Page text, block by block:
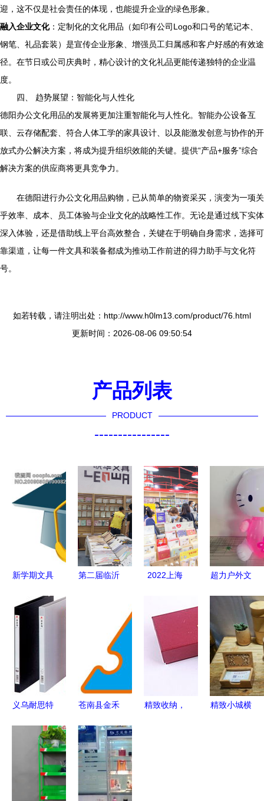
迎，这不仅是社会责任的体现，也能提升企业的绿色形象。
融入企业文化：定制化的文化用品（如印有公司Logo和口号的笔记本、
钢笔、礼品套装）是宣传企业形象、增强员工归属感和客户好感的有效途
径。在节日或公司庆典时，精心设计的文化礼品更能传递独特的企业温
度。
四、 趋势展望：智能化与人性化
德阳办公文化用品的发展将更加注重智能化与人性化。智能办公设备互
联、云存储配套、符合人体工学的家具设计、以及能激发创意与协作的开
放式办公解决方案，将成为提升组织效能的关键。提供“产品+服务”综合
解决方案的供应商将更具竞争力。
在德阳进行办公文化用品购物，已从简单的物资采买，演变为一项关
乎效率、成本、员工体验与企业文化的战略性工作。无论是通过线下实体
深入体验，还是借助线上平台高效整合，关键在于明确自身需求，选择可
靠渠道，让每一件文具和装备都成为推动工作前进的得力助手与文化符
号。
如若转载，请注明出处：http://www.h0lm13.com/product/76.html
更新时间：2026-08-06 09:50:54
产品列表
PRODUCT
----------------
新学期文具
对工具，学
习效率翻倍
第二届临沂
牌效应彰
显，文化用
品焕发新活
力
2022上海
品展 探索
学生用品与
文化创意的
新篇章
超力户外文
品质与自然
的完美融合
义乌耐思特
限公司 书
写美好未来
的文化产业
先锋
苍南县金禾
匠心铸就文
化精品，创
新引领时代
潮流
精致收纳，
精致小城横